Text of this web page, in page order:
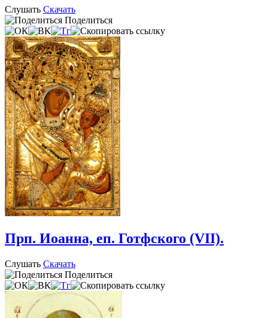
Слушать Скачать
Поделиться
Прп. Иоанна, еп. Готфского (VII).
Слушать Скачать
Поделиться